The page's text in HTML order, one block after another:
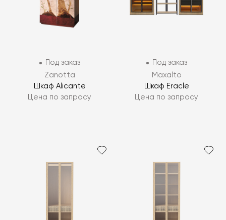
Под заказ
Zanotta
Шкаф Alicante
Цена по запросу
Под заказ
Maxalto
Шкаф Eracle
Цена по запросу